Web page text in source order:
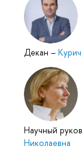
Декан –
Научный
Николаевна